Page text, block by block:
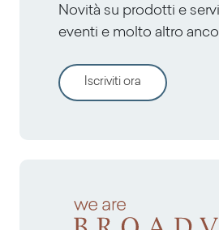
Novità su prodotti e
eventi e molto altro
Iscriviti ora